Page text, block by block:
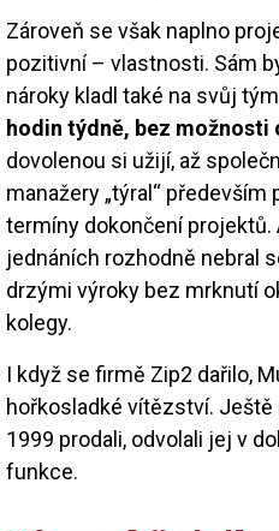
Zároveň se však naplno
pozitivní – vlastnosti. Sám
nároky kladl také na svůj
hodin týdně, bez možnosti
dovolenou si užijí, až
manažery „týral“
termíny dokončení projektů.
jednáních rozhodně nebral
drzými výroky bez mrknutí
kolegy.
I když se firmě Zip2 dařilo,
hořkosladké vítězství.
1999 prodali, odvolali jej v
funkce.